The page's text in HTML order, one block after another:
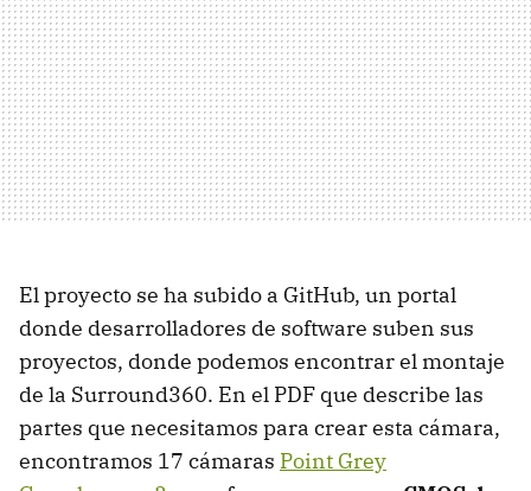
El proyecto se ha subido a GitHub, un portal
donde desarrolladores de software suben sus
proyectos, donde podemos encontrar el montaje
de la Surround360. En el PDF que describe las
partes que necesitamos para crear esta cámara,
encontramos 17 cámaras Point Grey